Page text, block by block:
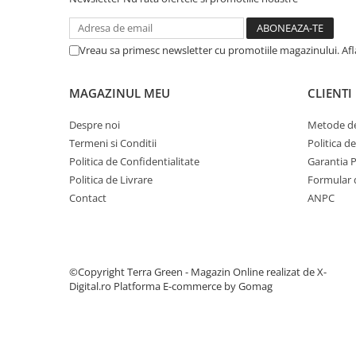
Vreau sa primesc newsletter cu promotiile magazinului.
MAGAZINUL MEU
Despre noi
Termeni si Conditii
Politica de Confidentialitate
Politica de Livrare
Contact
CLIENTI
Metode
Politica
Garantia
Formular
ANPC
©Copyright Terra Green - Magazin Online realizat de X-
Digital.ro Platforma E-commerce by Gomag